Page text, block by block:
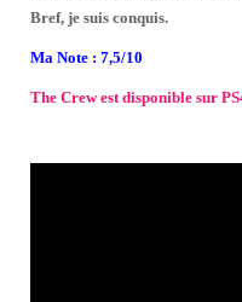
Bref, je suis conquis.
Ma Note : 7,5/10
The Crew est disponible sur